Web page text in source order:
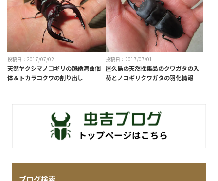
投稿日：2017/07/02
天然ヤクシマノコギリの超絶湾曲個
体＆トカラコクワの割り出し
投稿日：2017/07/01
屋久島の天然採集品のクワガタの入
荷とノコギリクワガタの羽化情報
ブログ検索